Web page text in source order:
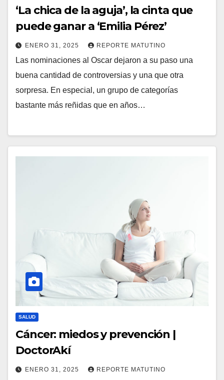
‘La chica de la aguja’, la cinta que
puede ganar a ‘Emilia Pérez’
ENERO 31, 2025 REPORTE MATUTINO
Las nominaciones al Oscar dejaron a su paso una
buena cantidad de controversias y una que otra
sorpresa. En especial, un grupo de categorías
bastante más reñidas que en años…
SALUD
Cáncer: miedos y prevención |
DoctorAkí
ENERO 31, 2025 REPORTE MATUTINO